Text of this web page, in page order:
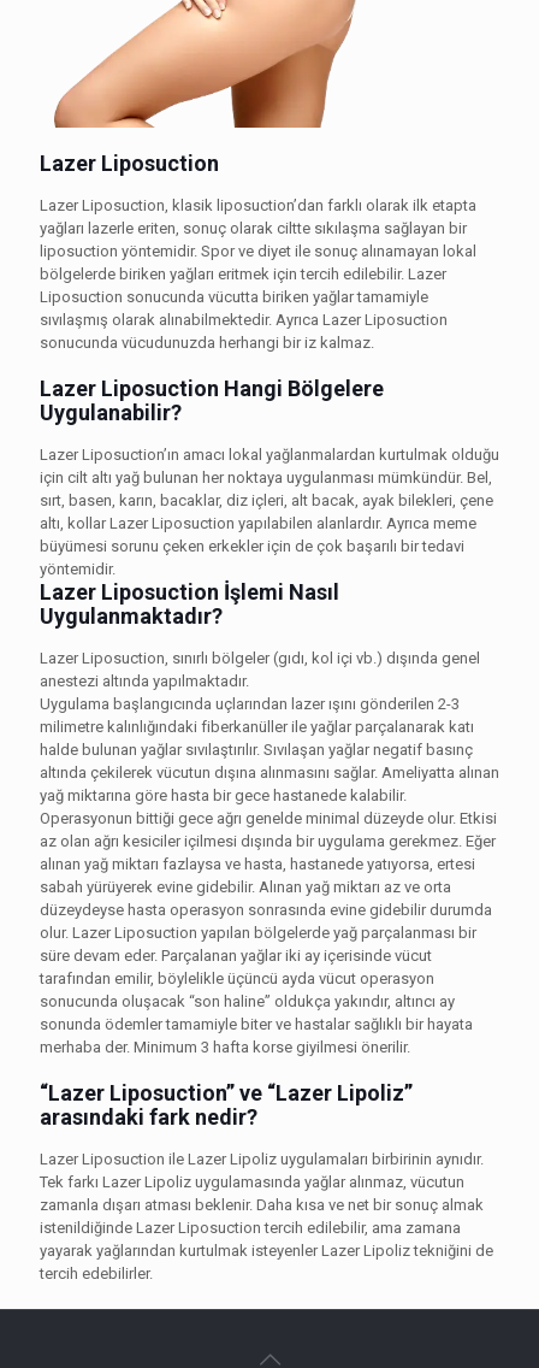
Lazer Liposuction
Lazer Liposuction, klasik liposuction’dan farklı olarak ilk etapta
yağları lazerle eriten, sonuç olarak ciltte sıkılaşma sağlayan bir
liposuction yöntemidir. Spor ve diyet ile sonuç alınamayan lokal
bölgelerde biriken yağları eritmek için tercih edilebilir. Lazer
Liposuction sonucunda vücutta biriken yağlar tamamiyle
sıvılaşmış olarak alınabilmektedir. Ayrıca Lazer Liposuction
sonucunda vücudunuzda herhangi bir iz kalmaz.
Lazer Liposuction Hangi Bölgelere
Uygulanabilir?
Lazer Liposuction’ın amacı lokal yağlanmalardan kurtulmak olduğu
için cilt altı yağ bulunan her noktaya uygulanması mümkündür. Bel,
sırt, basen, karın, bacaklar, diz içleri, alt bacak, ayak bilekleri, çene
altı, kollar Lazer Liposuction yapılabilen alanlardır. Ayrıca meme
büyümesi sorunu çeken erkekler için de çok başarılı bir tedavi
yöntemidir.
Lazer Liposuction İşlemi Nasıl
Uygulanmaktadır?
Lazer Liposuction, sınırlı bölgeler (gıdı, kol içi vb.) dışında genel
anestezi altında yapılmaktadır.
Uygulama başlangıcında uçlarından lazer ışını gönderilen 2-3
milimetre kalınlığındaki fiberkanüller ile yağlar parçalanarak katı
halde bulunan yağlar sıvılaştırılır. Sıvılaşan yağlar negatif basınç
altında çekilerek vücutun dışına alınmasını sağlar. Ameliyatta alınan
yağ miktarına göre hasta bir gece hastanede kalabilir.
Operasyonun bittiği gece ağrı genelde minimal düzeyde olur. Etkisi
az olan ağrı kesiciler içilmesi dışında bir uygulama gerekmez. Eğer
alınan yağ miktarı fazlaysa ve hasta, hastanede yatıyorsa, ertesi
sabah yürüyerek evine gidebilir. Alınan yağ miktarı az ve orta
düzeydeyse hasta operasyon sonrasında evine gidebilir durumda
olur. Lazer Liposuction yapılan bölgelerde yağ parçalanması bir
süre devam eder. Parçalanan yağlar iki ay içerisinde vücut
tarafından emilir, böylelikle üçüncü ayda vücut operasyon
sonucunda oluşacak “son haline” oldukça yakındır, altıncı ay
sonunda ödemler tamamiyle biter ve hastalar sağlıklı bir hayata
merhaba der. Minimum 3 hafta korse giyilmesi önerilir.
“Lazer Liposuction” ve “Lazer Lipoliz”
arasındaki fark nedir?
Lazer Liposuction ile Lazer Lipoliz uygulamaları birbirinin aynıdır.
Tek farkı Lazer Lipoliz uygulamasında yağlar alınmaz, vücutun
zamanla dışarı atması beklenir. Daha kısa ve net bir sonuç almak
istenildiğinde Lazer Liposuction tercih edilebilir, ama zamana
yayarak yağlarından kurtulmak isteyenler Lazer Lipoliz tekniğini de
tercih edebilirler.